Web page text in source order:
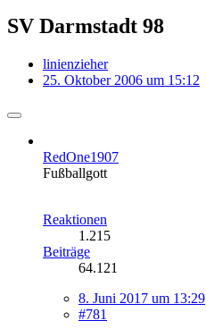
SV Darmstadt 98
linienzieher
25. Oktober 2006 um 15:12
RedOne1907
Fußballgott
Reaktionen
1.215
Beiträge
64.121
8. Juni 2017 um 13:29
#781